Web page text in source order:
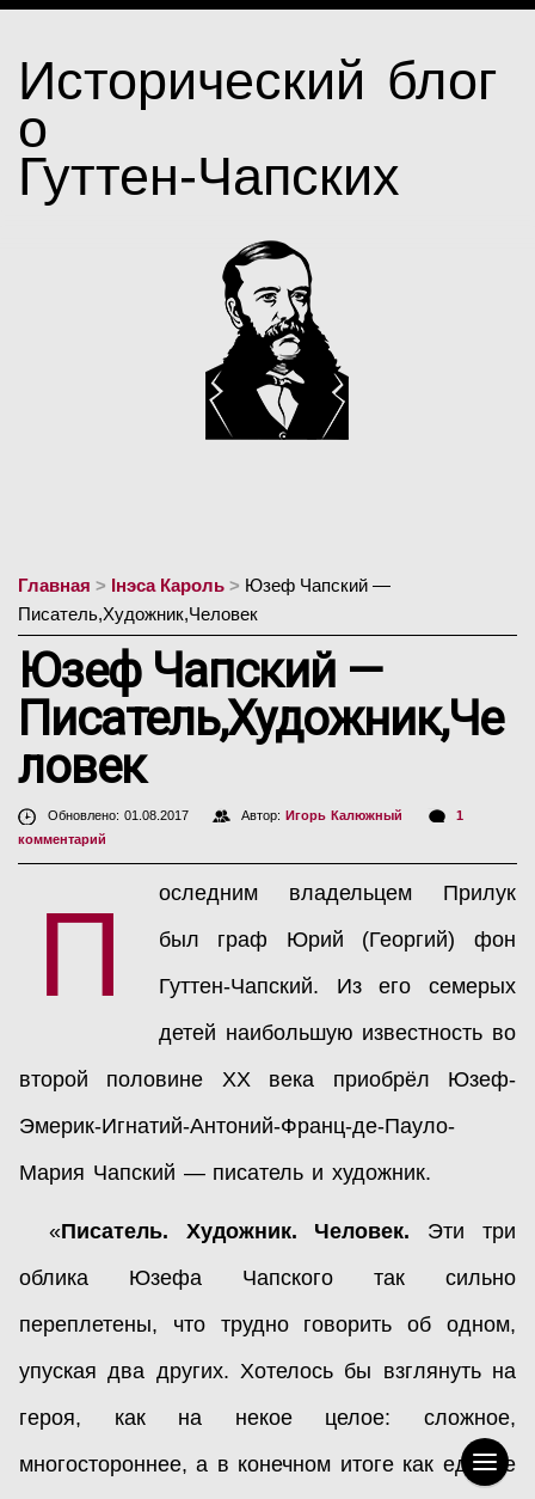
Исторический блог
о
Гуттен-Чапских
Главная > Інэса Кароль > Юзеф Чапский —
Писатель,Художник,Человек
Юзеф Чапский —
Писатель,Художник,Че
ловек
Обновлено: 01.08.2017 Автор:Игорь Калюжный
1
комментарий
П
оследним владельцем Прилук
был граф Юрий (Георгий) фон
Гуттен-Чапский. Из его семерых
детей наибольшую известность во
второй половине ХХ века приобрёл Юзеф-
Эмерик-Игнатий-Антоний-Франц-де-Пауло-
Мария Чапский — писатель и художник.
«Писатель. Художник. Человек. Эти три
облика Юзефа Чапского так сильно
переплетены, что трудно говорить об одном,
упуская два других. Хотелось бы взглянуть на
героя, как на некое целое: сложное,
многостороннее, а в конечном итоге как единое